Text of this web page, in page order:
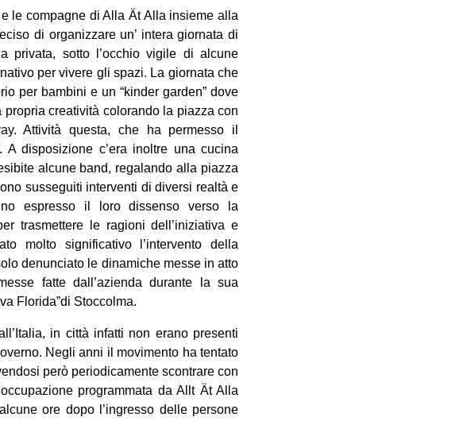
le compagne di Alla Ät Alla insieme alla
di organizzare un’ intera giornata di
privata, sotto l’occhio vigile di alcune
per vivere gli spazi. La giornata che
per bambini e un “kinder garden” dove
creatività colorando la piazza con
Attività questa, che ha permesso il
disposizione c’era inoltre una cucina
alcune band, regalando alla piazza
susseguiti interventi di diversi realtà e
espresso il loro dissenso verso la
trasmettere le ragioni dell’iniziativa e
molto significativo l’intervento della
denunciato le dinamiche messe in atto
fatte dall’azienda durante la sua
Florida”di Stoccolma.
in città infatti non erano presenti
Negli anni il movimento ha tentato
però periodicamente scontrare con
programmata da Allt Ät Alla
ore dopo l’ingresso delle persone